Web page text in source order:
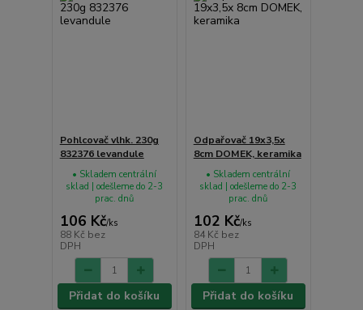
Pohlcovač vlhk. 230g
832376 levandule
106 Kč/ks
88 Kč bez
DPH
• Skladem centrální
sklad | odešleme do 2-3
prac. dnů
Přidat do košíku
Odpařovač 19x3,5x
8cm DOMEK, keramika
102 Kč/ks
84 Kč bez
DPH
• Skladem centrální
sklad | odešleme do 2-3
prac. dnů
Přidat do košíku